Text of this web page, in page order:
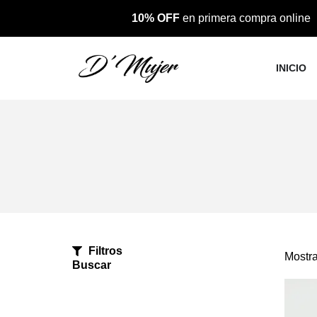
10% OFFen primera compra online
INICIO
Filtros
Buscar